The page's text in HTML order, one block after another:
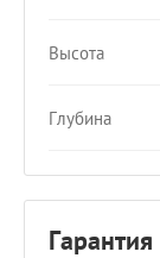
Высота
Глубина
Гарантия